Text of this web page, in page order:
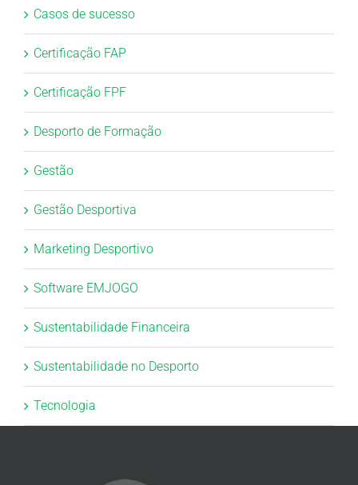
Casos de sucesso
Certificação FAP
Certificação FPF
Desporto de Formação
Gestão
Gestão Desportiva
Marketing Desportivo
Software EMJOGO
Sustentabilidade Financeira
Sustentabilidade no Desporto
Tecnologia